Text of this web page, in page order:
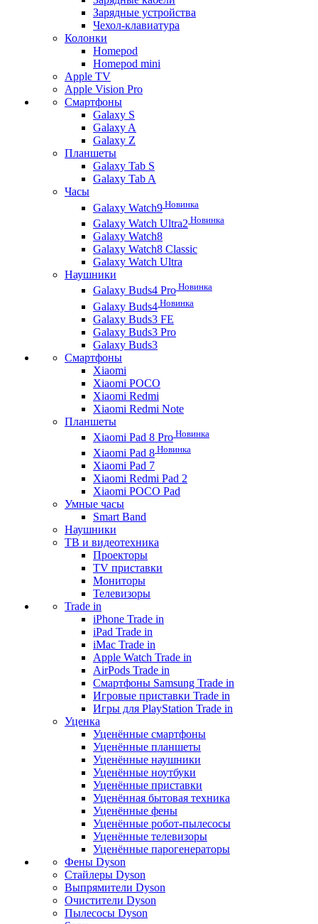
Зарядные устройства
Чехол-клавиатура
Колонки
Homepod
Homepod mini
Apple TV
Apple Vision Pro
Смартфоны
Galaxy S
Galaxy A
Galaxy Z
Планшеты
Galaxy Tab S
Galaxy Tab A
Часы
Galaxy Watch9 Новинка
Galaxy Watch Ultra2 Новинка
Galaxy Watch8
Galaxy Watch8 Classic
Galaxy Watch Ultra
Наушники
Galaxy Buds4 Pro Новинка
Galaxy Buds4 Новинка
Galaxy Buds3 FE
Galaxy Buds3 Pro
Galaxy Buds3
Смартфоны
Xiaomi
Xiaomi POCO
Xiaomi Redmi
Xiaomi Redmi Note
Планшеты
Xiaomi Pad 8 Pro Новинка
Xiaomi Pad 8 Новинка
Xiaomi Pad 7
Xiaomi Redmi Pad 2
Xiaomi POCO Pad
Умные часы
Smart Band
Наушники
ТВ и видеотехника
Проекторы
TV приставки
Мониторы
Телевизоры
Trade in
iPhone Trade in
iPad Trade in
iMac Trade in
Apple Watch Trade in
AirPods Trade in
Смартфоны Samsung Trade in
Игровые приставки Trade in
Игры для PlayStation Trade in
Уценка
Уценённые смартфоны
Уценённые планшеты
Уценённые наушники
Уценённые ноутбуки
Уценённые приставки
Уценённая бытовая техника
Уценённые фены
Уценённые робот-пылесосы
Уценённые телевизоры
Уценённые парогенераторы
Фены Dyson
Стайлеры Dyson
Выпрямители Dyson
Очистители Dyson
Пылесосы Dyson